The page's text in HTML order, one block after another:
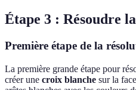
Étape 3 : Résoudre
Première étape de la
La première grande étape pour
créer une croix blanche sur la